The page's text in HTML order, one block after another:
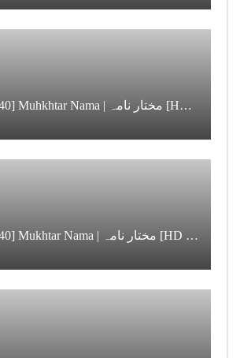
[Ep 28 of 40] Muhkhtar Nama | مختار نامہ [HD Quality]
[Ep 23 of 40] Mukhtar Nama | مختار نامہ [HD Quality]